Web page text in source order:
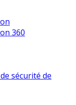
360
sécurité de